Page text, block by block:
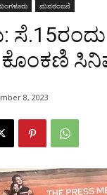
ಮನರಂಜನೆ
ಸೆ.15ರಂದು
8, 2023